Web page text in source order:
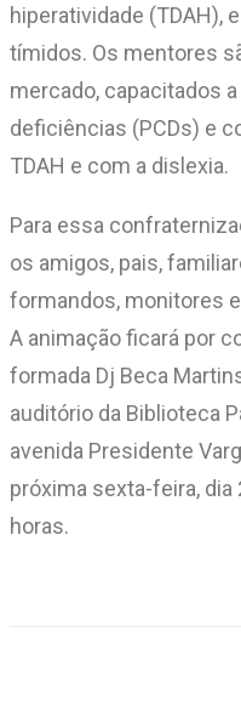
hiperatividade (TDAH),
tímidos. Os mentores
mercado, capacitados
deficiências (PCDs) e
TDAH e com a dislexia.
Para essa
os amigos, pais,
formandos, monitores
A animação ficará por
formada Dj Beca
auditório da Biblioteca
avenida Presidente
próxima sexta-feira,
horas.